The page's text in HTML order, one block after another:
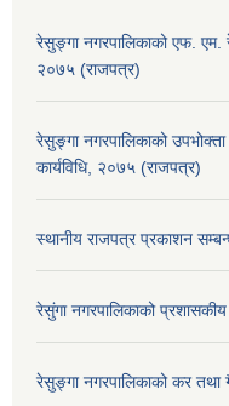
रेसुङ्गा नगरपालिकाको एफ. एम.
२०७५ (राजपत्र)
रेसुङ्गा नगरपालिकाको
कार्यविधि, २०७५ (राजपत्र)
स्थानीय राजपत्र प्रकाशन
रेसुंगा नगरपालिकाको
रेसुङ्गा नगरपालिकाको कर